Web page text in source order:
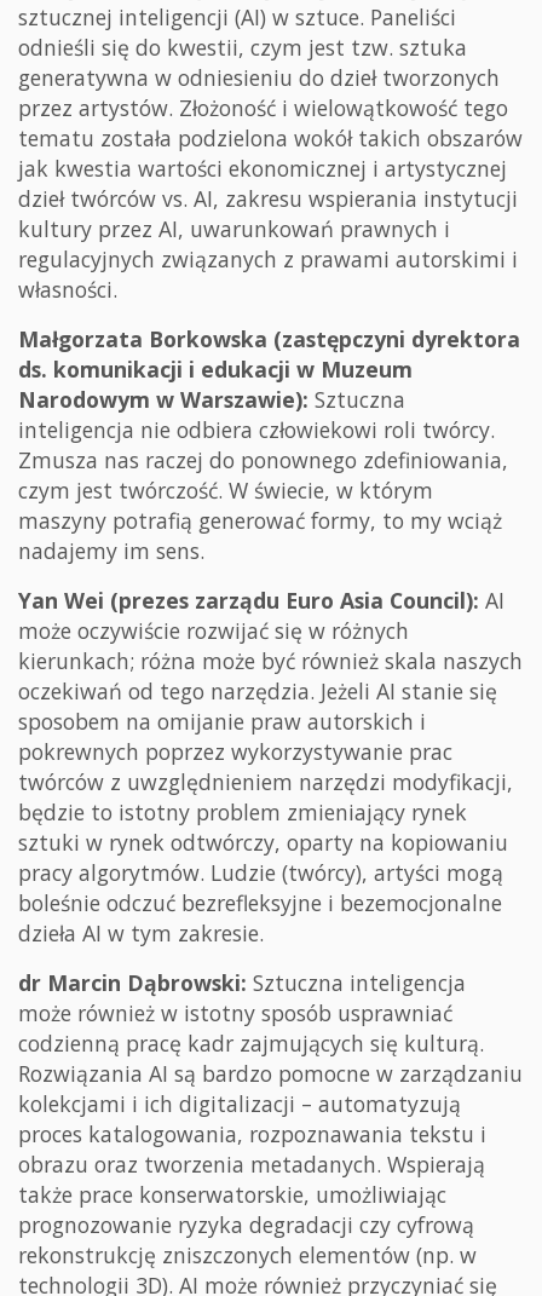
sztucznej inteligencji (AI) w sztuce. Paneliści
odnieśli się do kwestii, czym jest tzw. sztuka
generatywna w odniesieniu do dzieł tworzonych
przez artystów. Złożoność i wielowątkowość tego
tematu została podzielona wokół takich obszarów
jak kwestia wartości ekonomicznej i artystycznej
dzieł twórców vs. AI, zakresu wspierania instytucji
kultury przez AI, uwarunkowań prawnych i
regulacyjnych związanych z prawami autorskimi i
własności.
Małgorzata Borkowska (zastępczyni dyrektora
ds. komunikacji i edukacji w Muzeum
Narodowym w Warszawie): Sztuczna
inteligencja nie odbiera człowiekowi roli twórcy.
Zmusza nas raczej do ponownego zdefiniowania,
czym jest twórczość. W świecie, w którym
maszyny potrafią generować formy, to my wciąż
nadajemy im sens.
Yan Wei (prezes zarządu Euro Asia Council): AI
może oczywiście rozwijać się w różnych
kierunkach; różna może być również skala naszych
oczekiwań od tego narzędzia. Jeżeli AI stanie się
sposobem na omijanie praw autorskich i
pokrewnych poprzez wykorzystywanie prac
twórców z uwzględnieniem narzędzi modyfikacji,
będzie to istotny problem zmieniający rynek
sztuki w rynek odtwórczy, oparty na kopiowaniu
pracy algorytmów. Ludzie (twórcy), artyści mogą
boleśnie odczuć bezrefleksyjne i bezemocjonalne
dzieła AI w tym zakresie.
dr Marcin Dąbrowski: Sztuczna inteligencja
może również w istotny sposób usprawniać
codzienną pracę kadr zajmujących się kulturą.
Rozwiązania AI są bardzo pomocne w zarządzaniu
kolekcjami i ich digitalizacji – automatyzują
proces katalogowania, rozpoznawania tekstu i
obrazu oraz tworzenia metadanych. Wspierają
także prace konserwatorskie, umożliwiając
prognozowanie ryzyka degradacji czy cyfrową
rekonstrukcję zniszczonych elementów (np. w
technologii 3D). AI może również przyczyniać się